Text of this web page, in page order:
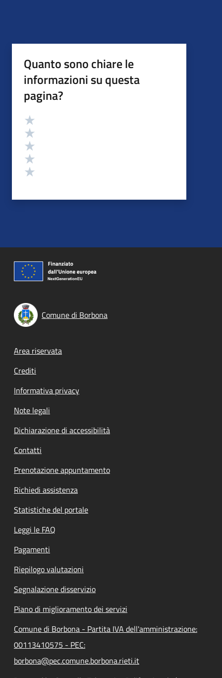
Quanto sono chiare le
informazioni su questa
pagina?
Valutazione
Comune di Borbona
Footer menu
Area riservata
Crediti
Informativa privacy
Note legali
Dichiarazione di accessibilità
Contatti
Prenotazione appuntamento
Richiedi assistenza
Statistiche del portale
Leggi le FAQ
Pagamenti
Riepilogo valutazioni
Segnalazione disservizio
Piano di miglioramento dei servizi
Comune di Borbona - Partita IVA dell'amministrazione:
00113410575 - PEC:
borbona@pec.comune.borbona.rieti.it